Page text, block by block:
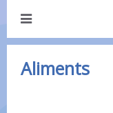
Aliments